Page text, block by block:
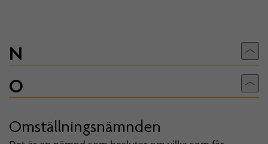
N Till
O Till
Omställningsnämnden